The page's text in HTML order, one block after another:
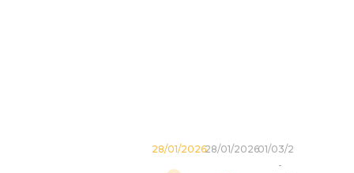
28/01/202628/01/202601/03/2026
-